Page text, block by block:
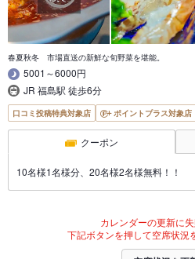
春夏秋冬 市場直送の新鮮な旬野菜を堪能。
5001～6000円
JR 福島駅 徒歩6分
口コミ投稿特典対象店 ポイントプラス対象店
クーポン
10名様1名様分、20名様2名様無料！！
カレンダーの更新に失
下記ボタンを押して空席状況